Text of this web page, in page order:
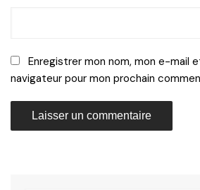
Enregistrer mon nom, mon e-mail
navigateur pour mon prochain